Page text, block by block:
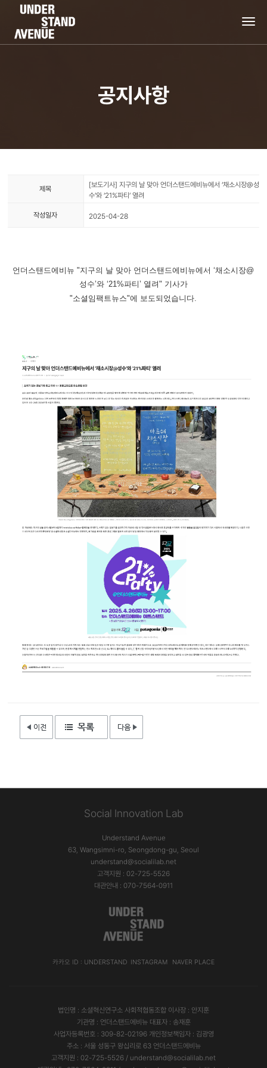
공지사항
제목
[보도기사] 지구의 날 맞아 언더스탠드에비뉴에서 ‘채소시장@성
수’와 ‘21%파티’ 열려
작성일자 2025-04-28
언더스탠드에비뉴 "지구의 날 맞아 언더스탠드에비뉴에서 ‘채소시장@
성수’와 ‘21%파티’ 열려" 기사가
"소셜임팩트뉴스"에 보도되었습니다.
Social Innovation Lab
Understand Avenue
63, Wangsimni-ro, Seongdong-gu, Seoul
understand@socialilab.net
고객지원 : 02-725-5526
대관안내 : 070-7564-0911
카카오 ID : UNDERSTAND INSTAGRAM NAVER PLACE
법인명 : 소셜혁신연구소 사회적협동조합 이사장 : 안지훈
기관명 : 언더스탠드에비뉴 대표자 : 송재훈
사업자등록번호 : 309-82-02196 개인정보책임자 : 김광영
주소 : 서울 성동구 왕십리로 63 언더스탠드에비뉴
고객지원 : 02-725-5526 / understand@socialilab.net